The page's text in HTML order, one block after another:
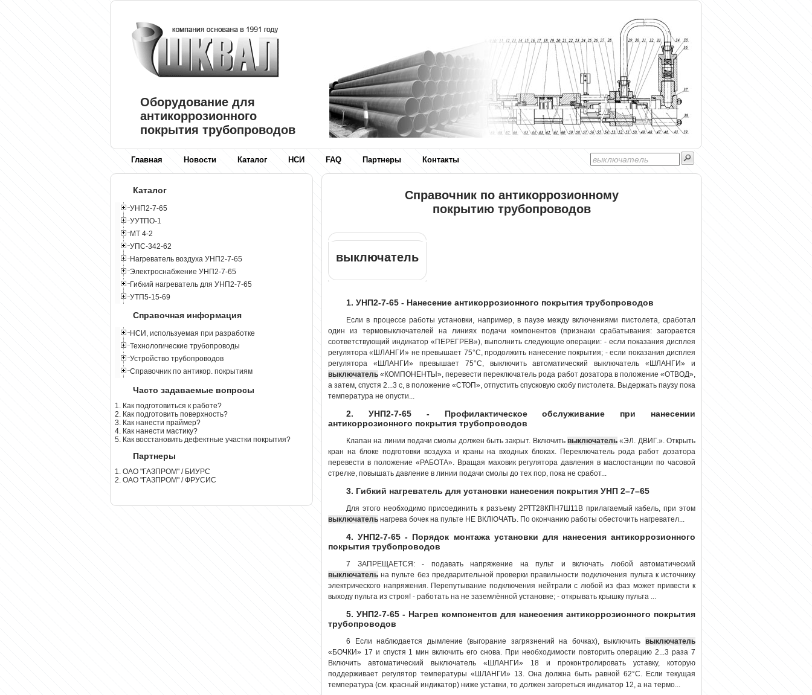
Оборудование для
антикоррозионного
покрытия трубопроводов
Главная Новости Каталог НСИ FAQ Партнеры Контакты
Справочник по антикоррозионному
покрытию трубопроводов
выключатель
1. УНП2-7-65 - Нанесение антикоррозионного покрытия трубопроводов
Если в процессе работы установки, например, в паузе между включениями пистолета, сработал
один из термовыключателей на линиях подачи компонентов (признаки срабатывания: загорается
соответствующий индикатор «ПЕРЕГРЕВ»), выполнить следующие операции: - если показания дисплея
регулятора «ШЛАНГИ» не превышает 75°С, продолжить нанесение покрытия; - если показания дисплея
регулятора «ШЛАНГИ» превышает 75°С, выключить автоматический выключатель «ШЛАНГИ» и
выключатель «КОМПОНЕНТЫ», перевести переключатель рода работ дозатора в положение «ОТВОД»,
а затем, спустя 2...3 с, в положение «СТОП», отпустить спусковую скобу пистолета. Выдержать паузу пока
температура не опусти...
2. УНП2-7-65 - Профилактическое обслуживание при нанесении
антикоррозионного покрытия трубопроводов
Клапан на линии подачи смолы должен быть закрыт. Включить выключатель «ЭЛ. ДВИГ.». Открыть
кран на блоке подготовки воздуха и краны на входных блоках. Переключатель рода работ дозатора
перевести в положение «РАБОТА». Вращая маховик регулятора давления в маслостанции по часовой
стрелке, повышать давление в линии подачи смолы до тех пор, пока не сработ...
3. Гибкий нагреватель для установки нанесения покрытия УНП 2–7–65
Для этого необходимо присоединить к разъему 2РТТ28КПН7Ш11В прилагаемый кабель, при этом
выключатель нагрева бочек на пульте НЕ ВКЛЮЧАТЬ. По окончанию работы обесточить нагревател...
4. УНП2-7-65 - Порядок монтажа установки для нанесения антикоррозионного
покрытия трубопроводов
7 ЗАПРЕЩАЕТСЯ: - подавать напряжение на пульт и включать любой автоматический
выключатель на пульте без предварительной проверки правильности подключения пульта к источнику
электрического напряжения. Перепутывание подключения нейтрали с любой из фаз может привести к
выходу пульта из строя! - работать на не заземлённой установке; - открывать крышку пульта ...
5. УНП2-7-65 - Нагрев компонентов для нанесения антикоррозионного покрытия
трубопроводов
6 Если наблюдается дымление (выгорание загрязнений на бочках), выключить выключатель
«БОЧКИ» 17 и спустя 1 мин включить его снова. При необходимости повторить операцию 2...3 раза 7
Включить автоматический выключатель «ШЛАНГИ» 18 и проконтролировать уставку, которую
поддерживает регулятор температуры «ШЛАНГИ» 13. Она должна быть равной 62°С. Если текущая
температура (см. красный индикатор) ниже уставки, то должен загореться индикатор 12, а на термо...
Каталог
УНП2-7-65
УУТПО-1
МТ 4-2
УПС-342-62
Нагреватель воздуха УНП2-7-65
Электроснабжение УНП2-7-65
Гибкий нагреватель для УНП2-7-65
УТП5-15-69
Справочная информация
НСИ, используемая при разработке
Технологические трубопроводы
Устройство трубопроводов
Справочник по антикор. покрытиям
Часто задаваемые вопросы
1. Как подготовиться к работе?
2. Как подготовить поверхность?
3. Как нанести праймер?
4. Как нанести мастику?
5. Как восстановить дефектные участки покрытия?
Партнеры
1. ОАО "ГАЗПРОМ" / БИУРС
2. ОАО "ГАЗПРОМ" / ФРУСИС